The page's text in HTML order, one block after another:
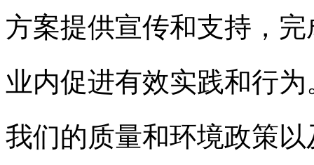
方案提供宣传和支持，
业内促进有效实践和行
我们的质量和环境政策